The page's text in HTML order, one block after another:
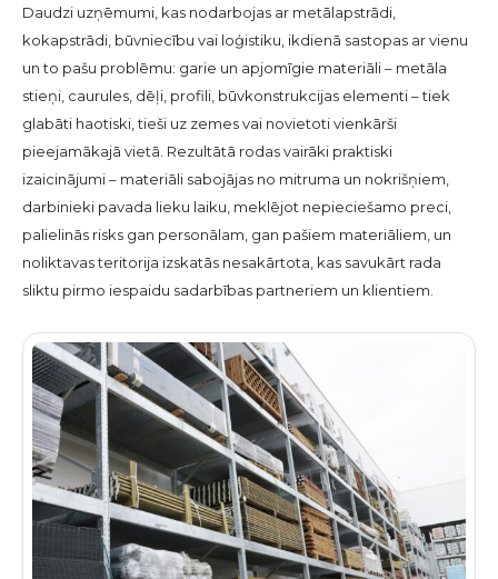
Daudzi uzņēmumi, kas nodarbojas ar metālapstrādi,
kokapstrādi, būvniecību vai loģistiku, ikdienā sastopas ar vienu
un to pašu problēmu: garie un apjomīgie materiāli – metāla
stieņi, caurules, dēļi, profili, būvkonstrukcijas elementi – tiek
glabāti haotiski, tieši uz zemes vai novietoti vienkārši
pieejamākajā vietā. Rezultātā rodas vairāki praktiski
izaicinājumi – materiāli sabojājas no mitruma un nokrišņiem,
darbinieki pavada lieku laiku, meklējot nepieciešamo preci,
palielinās risks gan personālam, gan pašiem materiāliem, un
noliktavas teritorija izskatās nesakārtota, kas savukārt rada
sliktu pirmo iespaidu sadarbības partneriem un klientiem.